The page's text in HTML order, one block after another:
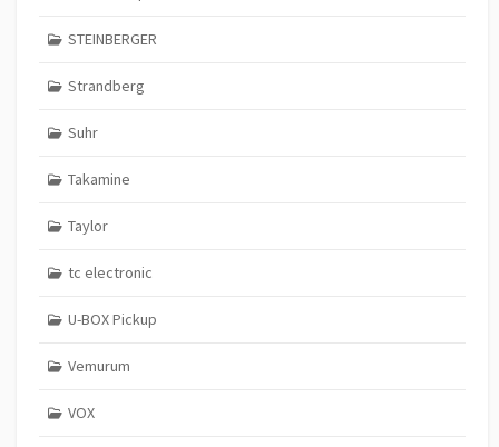
STEINBERGER
Strandberg
Suhr
Takamine
Taylor
tc electronic
U-BOX Pickup
Vemurum
VOX